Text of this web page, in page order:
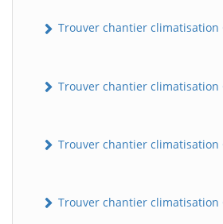
Trouver chantier climatisation
Trouver chantier climatisation
Trouver chantier climatisation
Trouver chantier climatisation